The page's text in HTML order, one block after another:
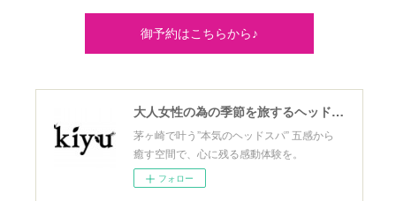
御予約はこちらから♪
大人女性の為の季節を旅するヘッドスパ
茅ヶ崎で叶う”本気のヘッドスパ” 五感から
癒す空間で、心に残る感動体験を。
フォロー